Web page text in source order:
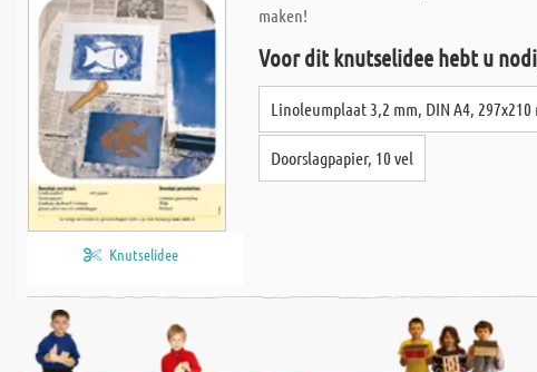
Knutselidee
maken!
Voor dit knutselidee hebt u
Linoleumplaat 3,2 mm, DIN A4, 297x210
Doorslagpapier, 10 vel